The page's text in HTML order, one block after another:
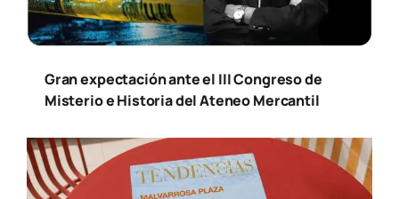
Gran expectación ante el III Congreso de
Misterio e Historia del Ateneo Mercantil